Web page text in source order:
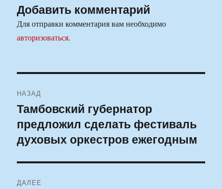
Добавить комментарий
Для отправки комментария вам необходимо
авторизоваться.
по
записям
НАЗАД
Предыдущая
запись:
Тамбовский губернатор
предложил сделать фестиваль
духовых оркестров ежегодным
ДАЛЕЕ